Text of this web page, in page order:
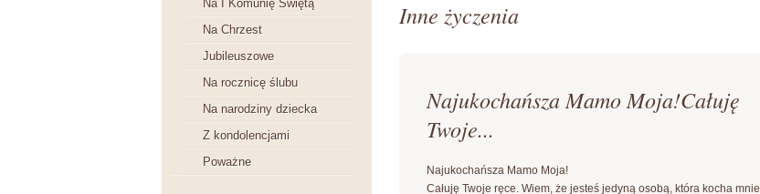
Na I Komunię Świętą
Na Chrzest
Jubileuszowe
Na rocznicę ślubu
Na narodziny dziecka
Z kondolencjami
Poważne
Inne życzenia
Najukochańsza Mamo Moja!Całuję
Twoje...
Najukochańsza Mamo Moja!
Całuję Twoje ręce. Wiem, że jesteś jedyną osobą, która kocha mnie